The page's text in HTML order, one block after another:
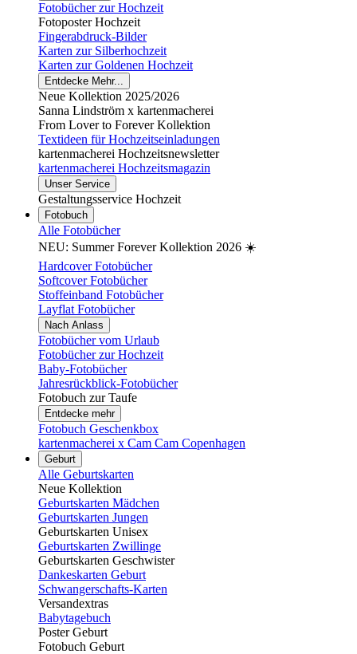
Fotobücher zur Hochzeit
Fotoposter Hochzeit
Fingerabdruck-Bilder
Karten zur Silberhochzeit
Karten zur Goldenen Hochzeit
Entdecke Mehr...
Neue Kollektion 2025/2026
Sanna Lindström x kartenmacherei
From Lover to Forever Kollektion
Textideen für Hochzeitseinladungen
kartenmacherei Hochzeitsnewsletter
kartenmacherei Hochzeitsmagazin
Unser Service
Gestaltungsservice Hochzeit
Fotobuch
Alle Fotobücher
NEU: Summer Forever Kollektion 2026 ☀️
Hardcover Fotobücher
Softcover Fotobücher
Stoffeinband Fotobücher
Layflat Fotobücher
Nach Anlass
Fotobücher vom Urlaub
Fotobücher zur Hochzeit
Baby-Fotobücher
Jahresrückblick-Fotobücher
Fotobuch zur Taufe
Entdecke mehr
Fotobuch Geschenkbox
kartenmacherei x Cam Cam Copenhagen
Geburt
Alle Geburtskarten
Neue Kollektion
Geburtskarten Mädchen
Geburtskarten Jungen
Geburtskarten Unisex
Geburtskarten Zwillinge
Geburtskarten Geschwister
Dankeskarten Geburt
Schwangerschafts-Karten
Versandextras
Babytagebuch
Poster Geburt
Fotobuch Geburt